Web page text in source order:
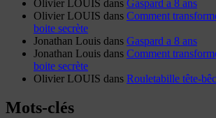
Olivier LOUIS dans Gaspard a 8 ans
Olivier LOUIS dans Comment
boite secrète
Jonathan Louis dans Gaspard a 8 ans
Jonathan Louis dans Comment
boite secrète
Olivier LOUIS dans Rouletabille tête-
Mots-clés